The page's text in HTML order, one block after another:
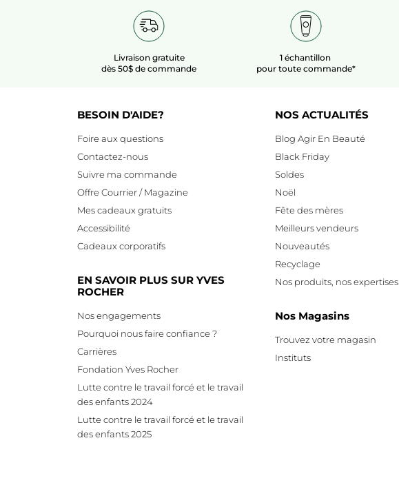
Livraison gratuite
dès 50$ de commande
1 échantillon
pour toute commande*
BESOIN D'AIDE?
Foire aux questions
Contactez-nous
Suivre ma commande
Offre Courrier / Magazine
Mes cadeaux gratuits
Accessibilité
Cadeaux corporatifs
EN SAVOIR PLUS SUR YVES
ROCHER
Nos engagements
Pourquoi nous faire confiance ?
Carrières
Fondation Yves Rocher
Lutte contre le travail forcé et le travail
des enfants 2024
Lutte contre le travail forcé et le travail
des enfants 2025
NOS ACTUALITÉS
Blog Agir En Beauté
Black Friday
Soldes
Noël
Fête des mères
Meilleurs vendeurs
Nouveautés
Recyclage
Nos produits, nos expertises
Nos Magasins
Trouvez votre magasin
Instituts